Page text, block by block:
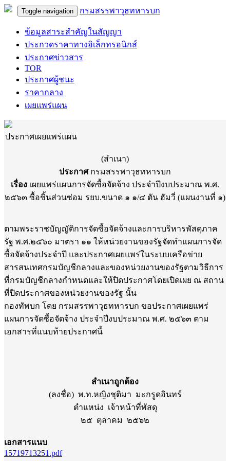
Toggle navigation กรมสรรพาวุธทหารบก
ข้อมูลสาระสำคัญในสัญญา
ประกวดราคาทางอิเล็กทรอนิกส์
ประกาศข่าวสาร
TOR
ประกาศผู้ชนะ
ราคากลาง
เผยแพร่แผน
ประกาศเผยแพร่แผน
(สำเนา)
ประกาศกรมสรรพาวุธทหารบก
เรื่อง เผยแพร่แผนการจัดซื้อจัดจ้าง ประจำปีงบประมาณ พ.ศ.
๒๕๖๓ ซื้อชิ้นส่วนซ่อม รยบ.ขนาด ๑ ๑/๔ ตัน ฮัมวี่ (แผนงานที่ ๑)
ตามพระราชบัญญัติการจัดซื้อจัดจ้างและการบริหารพัสดุภาค
รัฐ พ.ศ.๒๕๖๐ มาตรา ๑๑ ให้หน่วยงานของรัฐจัดทำแผนการจัด
ซื้อจัดจ้างประจำปี และประกาศเผยแพร่ในระบบเครือข่าย
สารสนเทศกรมบัญชีกลางและของหน่วยงานของรัฐตามวิธีการ
ที่กรมบัญชีกลางกำหนดและให้ปิดประกาศโดยเปิดเผย ณ สถาน
ที่ปิดประกาศของหน่วยงานของรัฐ นั้น
กองทัพบก โดย กรมสรรพาวุธทหารบก ขอประกาศเผยแพร่
แผนการจัดซื้อจัดจ้าง ประจำปีงบประมาณ พ.ศ. ๒๕๖๓ ตาม
เอกสารที่แนบท้ายประกาศนี้
สำเนาถูกต้อง
(ลงชื่อ) พ.ท.หญิงชุติมา มะกรูดอินทร์
ตำแหน่ง เจ้าหน้าที่พัสดุ
๒๕ ตุลาคม ๒๕๖๒
เอกสารแนบ
15719713251.pdf